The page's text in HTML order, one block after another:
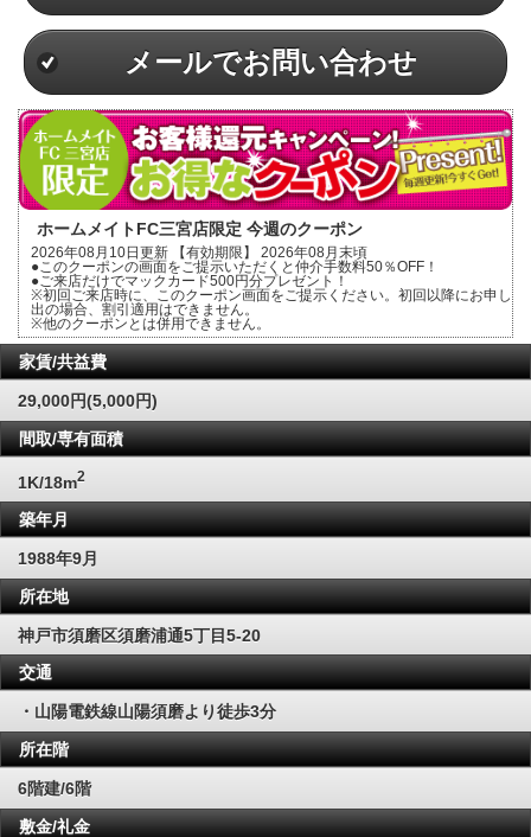
メールでお問い合わせ
ホームメイトFC三宮店限定 今週のクーポン
2026年08月10日更新 【有効期限】 2026年08月末頃
●このクーポンの画面をご提示いただくと仲介手数料50％OFF！
●ご来店だけでマックカード500円分プレゼント！
※初回ご来店時に、このクーポン画面をご提示ください。初回以降にお申し
出の場合、割引適用はできません。
※他のクーポンとは併用できません。
家賃/共益費
29,000円(5,000円)
間取/専有面積
1K/18m2
築年月
1988年9月
所在地
神戸市須磨区須磨浦通5丁目5-20
交通
・山陽電鉄線山陽須磨より徒歩3分
所在階
6階建/6階
敷金/礼金